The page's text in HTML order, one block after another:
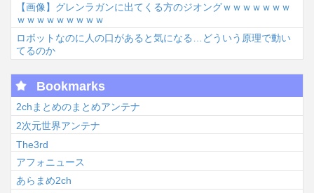
【画像】グレンラガンに出てくる方のジオングｗｗｗｗｗｗｗ
ｗｗｗｗｗｗｗｗｗ
ロボットなのに人の口があると気になる…どういう原理で動い
てるのか
Bookmarks
2chまとめのまとめアンテナ
2次元世界アンテナ
The3rd
アフォニュース
あらまめ2ch